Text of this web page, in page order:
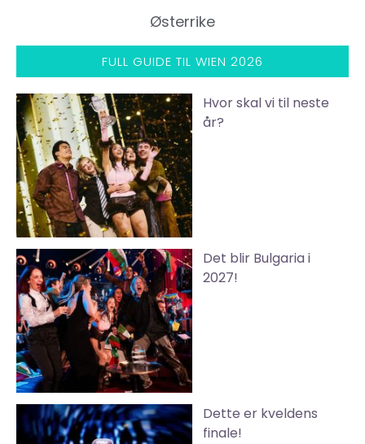
Østerrike
FULL GUIDE TIL WIEN 2026
Hvor skal vi til neste
år?
Det blir Bulgaria i
2027!
Dette er kveldens
finale!